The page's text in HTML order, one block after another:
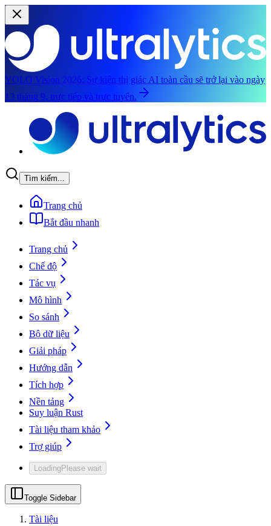
YOLO Vision 2026: Sự kiện thị giác AI toàn cầu sẽ trở lại vào ngày
13 tháng 9, trực tiếp và trực tuyến.
Tìm kiếm...
Trang chủ
Bắt đầu nhanh
Trang chủ
Chế độ
Tác vụ
Mô hình
So sánh
Bộ dữ liệu
Giải pháp
Hướng dẫn
Tích hợp
Nền tảng
Suy luận Rust
Tài liệu tham khảo
Trợ giúp
LoadingPlease wait
Toggle Sidebar
Tài liệu